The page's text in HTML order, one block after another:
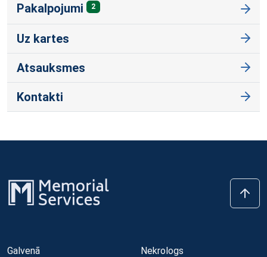
Pakalpojumi 2
Uz kartes
Atsauksmes
Kontakti
Galvenā
Nekrologs